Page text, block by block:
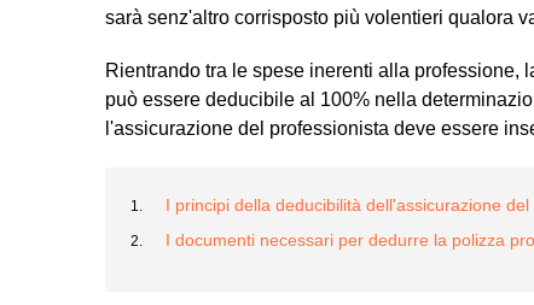
sarà senz'altro corrisposto più volentieri qualora
Rientrando tra le spese inerenti alla
può essere deducibile al 100% nella
l'assicurazione del professionista deve essere
I principi della deducibilità dell'assicurazione
I documenti necessari per dedurre la polizza